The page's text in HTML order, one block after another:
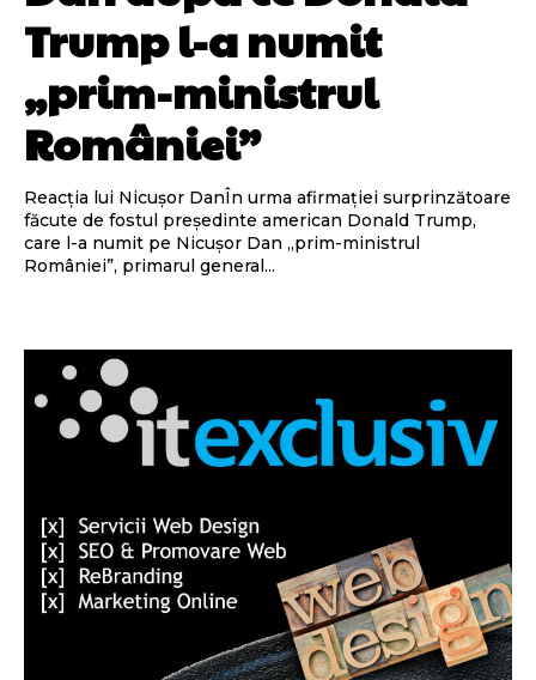
Trump l-a numit
„prim-ministrul
României”
Reacția lui Nicușor DanÎn urma afirmației surprinzătoare
făcute de fostul președinte american Donald Trump,
care l-a numit pe Nicușor Dan „prim-ministrul
României”, primarul general...